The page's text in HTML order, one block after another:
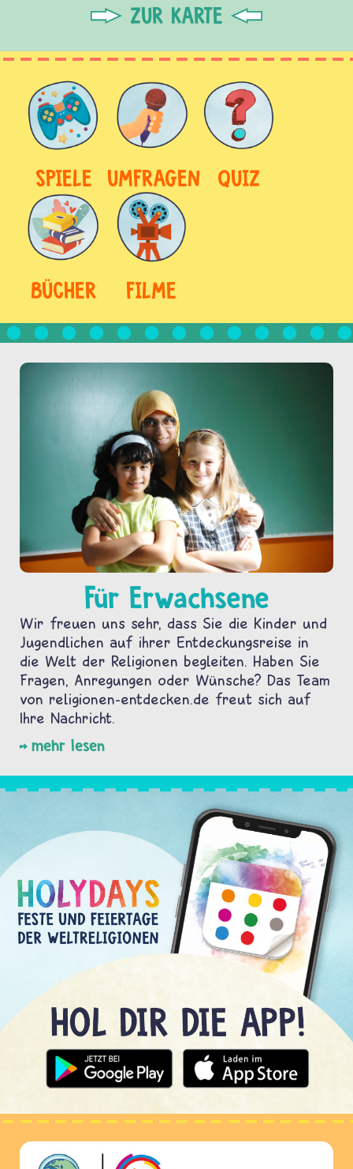
ZUR KARTE
SPIELE UMFRAGEN QUIZ
BÜCHER FILME
Für Erwachsene
Wir freuen uns sehr, dass Sie die Kinder und
Jugendlichen auf ihrer Entdeckungsreise in
die Welt der Religionen begleiten. Haben Sie
Fragen, Anregungen oder Wünsche? Das Team
von religionen-entdecken.de freut sich auf
Ihre Nachricht.
mehr lesen